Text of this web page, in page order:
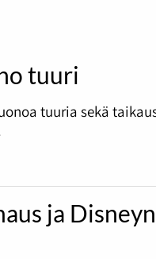
tuuri
tuuria sekä
ja Disneyn